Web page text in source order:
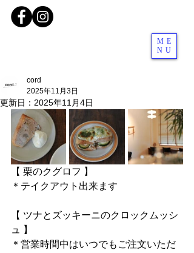
ME
NU
cord
2025年11月3日
更新日： 2025年11月4日
【 栗のクグロフ 】
＊テイクアウト出来ます
【 ツナとズッキーニのクロックムッシ
ュ 】
＊営業時間中はいつでもご注文いただ